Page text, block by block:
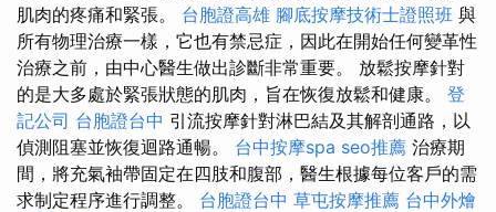
肌肉的疼痛和緊張。 台胞證高雄 腳底按摩技術士證照班 與
所有物理治療一樣，它也有禁忌症，因此在開始任何變革性
治療之前，由中心醫生做出診斷非常重要。 放鬆按摩針對
的是大多處於緊張狀態的肌肉，旨在恢復放鬆和健康。 登
記公司 台胞證台中 引流按摩針對淋巴結及其解剖通路，以
偵測阻塞並恢復迴路通暢。 台中按摩spa seo推薦 治療期
間，將充氣袖帶固定在四肢和腹部，醫生根據每位客戶的需
求制定程序進行調整。 台胞證台中 草屯按摩推薦 台中外燴